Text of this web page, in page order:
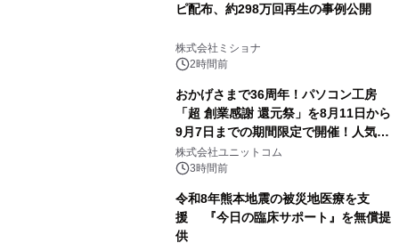
ピ配布、約298万回再生の事例公開
株式会社ミショナ
2時間前
おかげさまで36周年！パソコン工房
「超 創業感謝 還元祭」を8月11日から
9月7日までの期間限定で開催！人気の
ゲーミングPCや高性能ノートPCなど
対象iiyama PCのご購入で最大3万円分
株式会社ユニットコム
3時間前
令和8年熊本地震の被災地医療を支
援 『今日の臨床サポート』を無償提
供